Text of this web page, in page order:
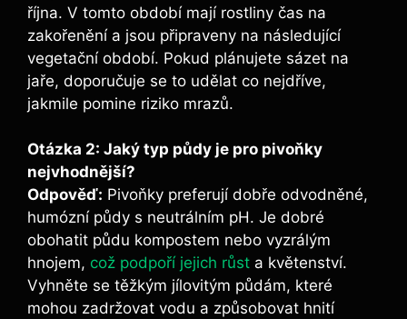
října. V tomto ‌období mají rostliny‌ čas na
zakořenění a jsou připraveny na následující
vegetační období.⁤ Pokud plánujete sázet na
jaře,⁣ doporučuje se to udělat co nejdříve,
jakmile pomine riziko mrazů.
Otázka 2: Jaký⁣ typ půdy‌ je pro pivoňky
nejvhodnější?
Odpověď: Pivoňky preferují ⁣dobře odvodněné,
humózní půdy s neutrálním pH. Je dobré
obohatit půdu kompostem nebo vyzrálým
hnojem, což podpoří jejich růst a květenství.
Vyhněte se těžkým jílovitým půdám, které
mohou zadržovat vodu a způsobovat hnití